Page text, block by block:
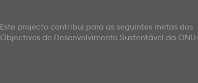
Este projecto contribui para as seguintes metas dos
Objectivos de Desenvolvimento Sustentável da ONU: